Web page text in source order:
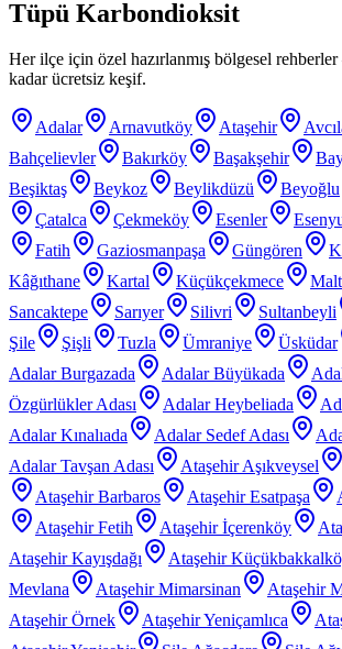
Tüpü Karbondioksit
Her ilçe için özel hazırlanmış bölgesel
kadar ücretsiz keşif.
Adalar Arnavutköy Ataşehir
Bahçelievler
Bakırköy Başakşehir
Beşiktaş
Beykoz Beylikdüzü Beyoğlu
Çatalca
Çekmeköy Esenler
Fatih
Gaziosmanpaşa Güngören
Kâğıthane
Kartal Küçükçekmece
Sancaktepe
Sarıyer Silivri Sultanbeyli
Şile
Şişli Tuzla Ümraniye Üsküdar
Adalar Burgazada
Adalar Büyükada
Özgürlükler Adası
Adalar Heybeliada
Adalar Kınalıada
Adalar Sedef Adası
Adalar Tavşan Adası
Ataşehir Aşıkveysel
Ataşehir Barbaros
Ataşehir Esatpaşa
Ataşehir Fetih
Ataşehir İçerenköy
Ataşehir Kayışdağı
Ataşehir
Mevlana
Ataşehir Mimarsinan
Ataşehir
Ataşehir Örnek
Ataşehir Yeniçamlıca